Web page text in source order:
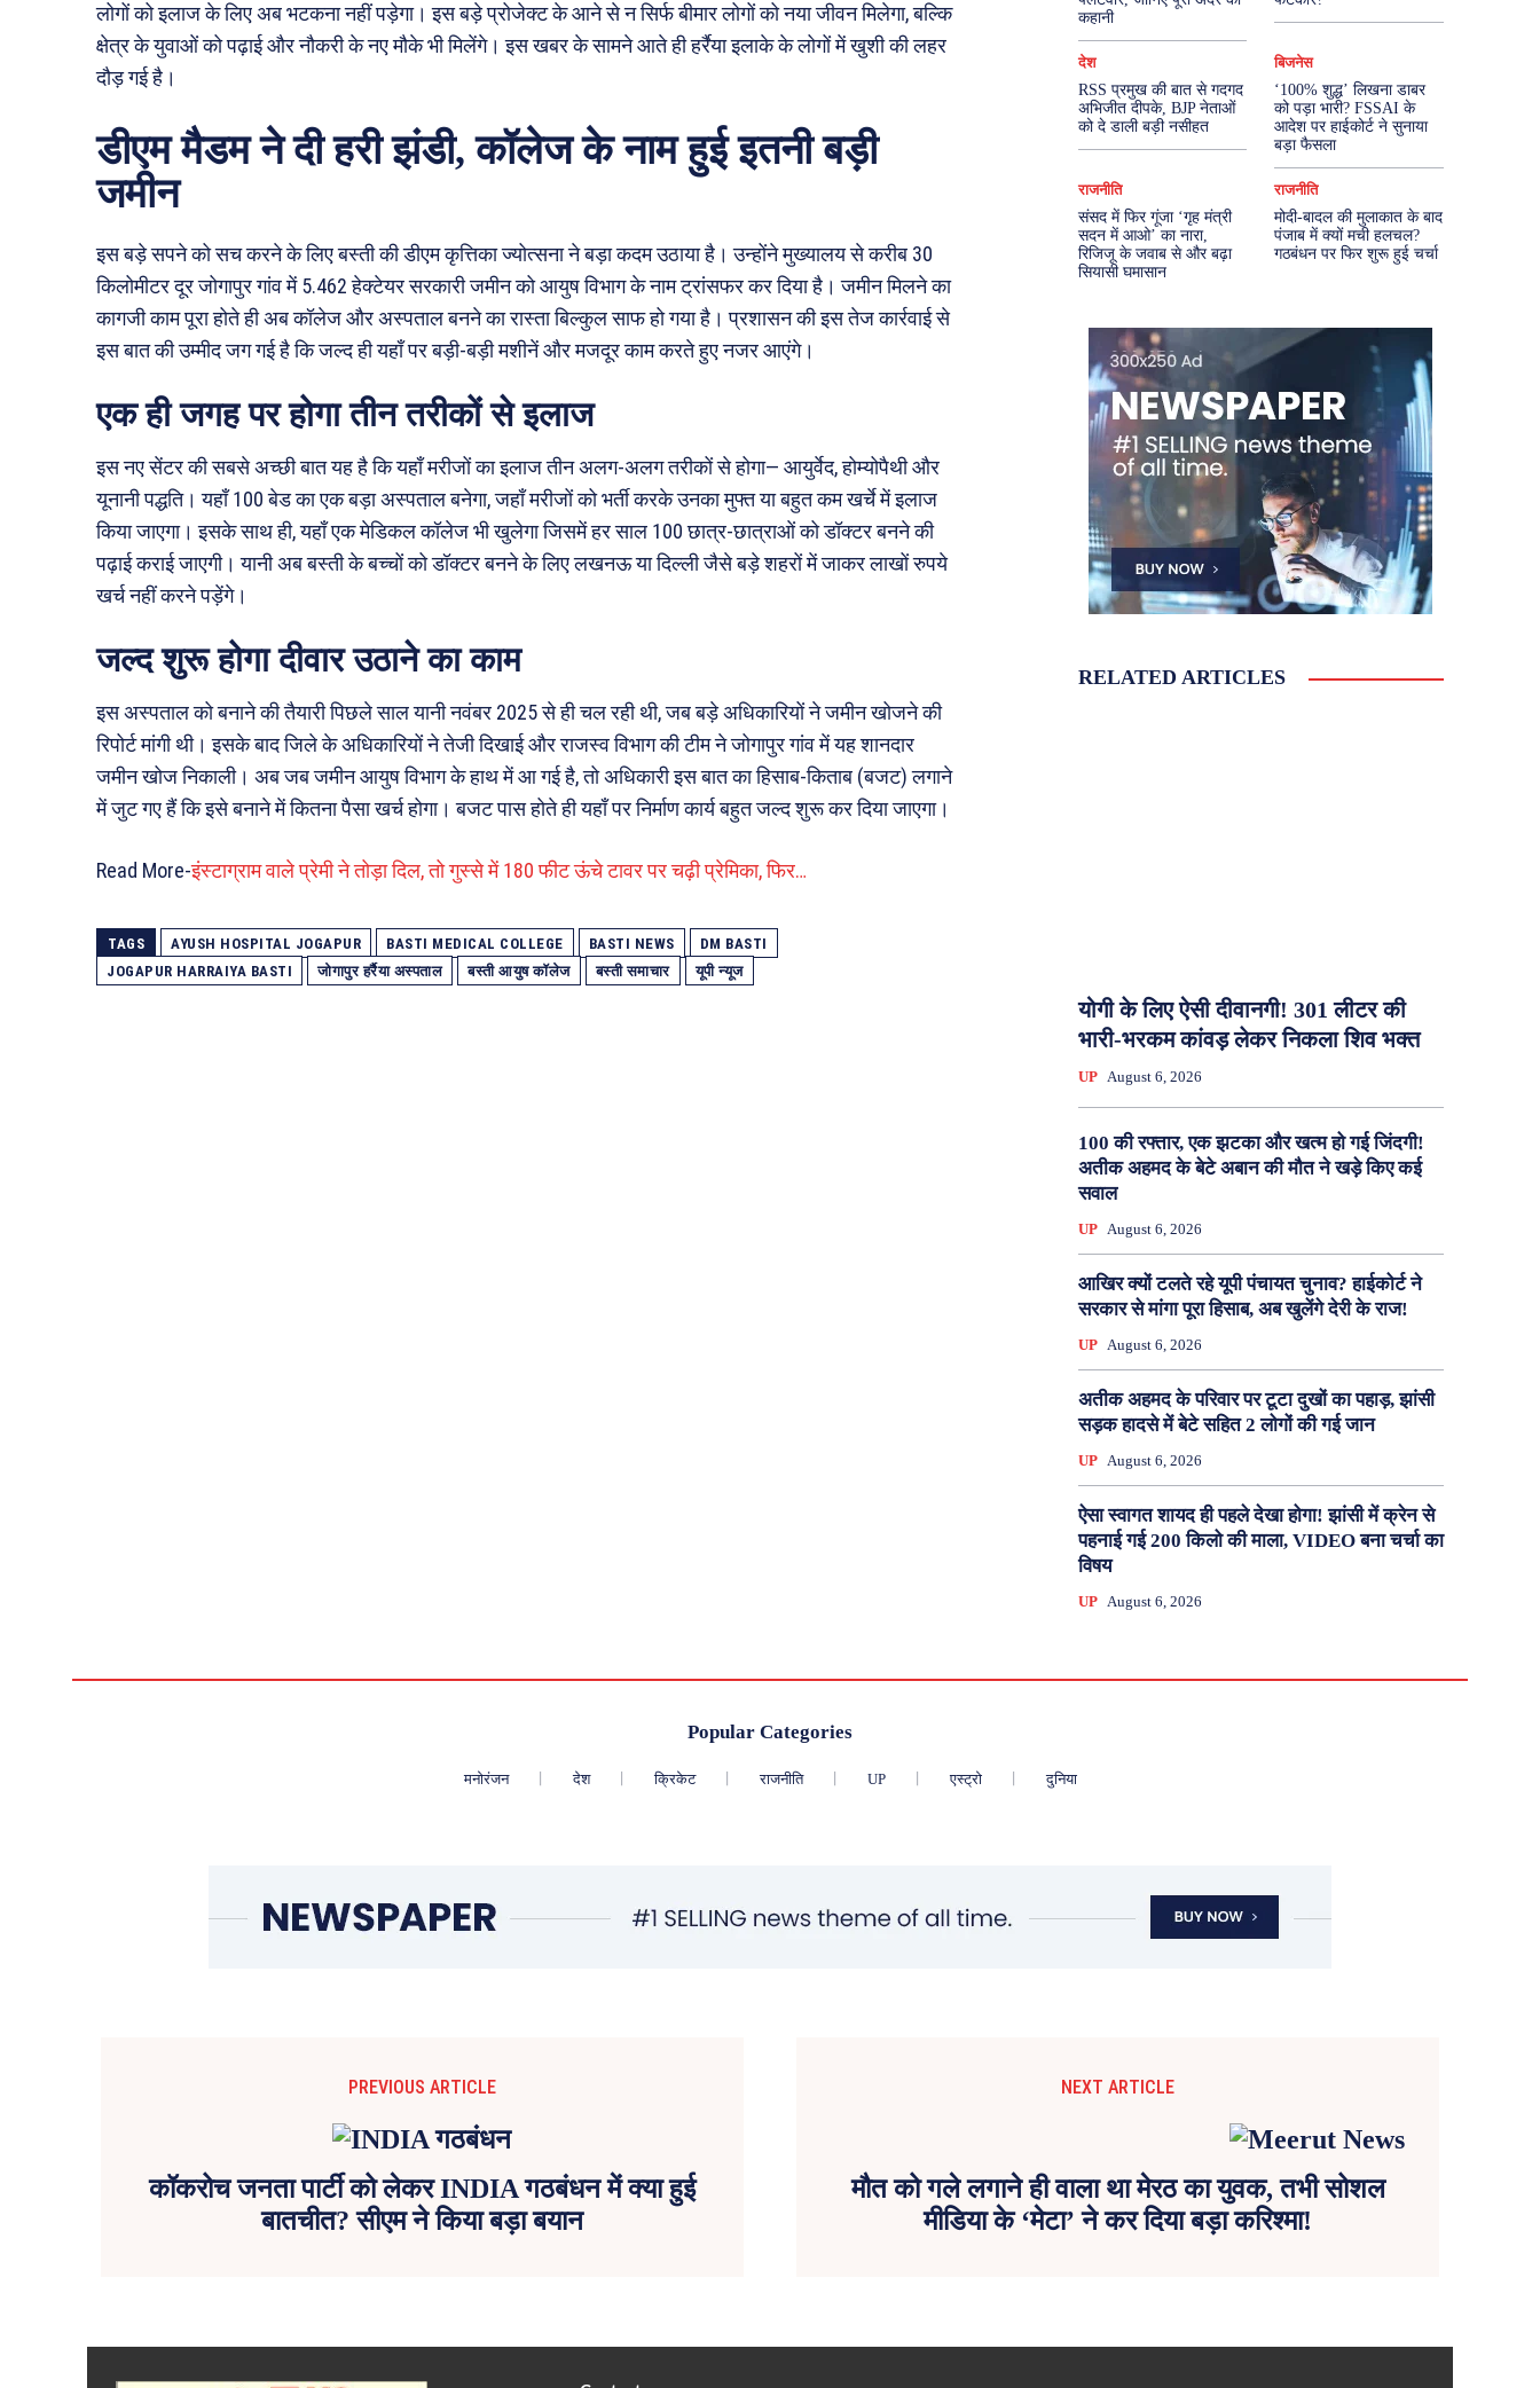
लोगों को इलाज के लिए अब भटकना नहीं पड़ेगा। इस बड़े प्रोजेक्ट के आने से न सिर्फ बीमार लोगों को नया जीवन मिलेगा, बल्कि
क्षेत्र के युवाओं को पढ़ाई और नौकरी के नए मौके भी मिलेंगे। इस खबर के सामने आते ही हर्रैया इलाके के लोगों में खुशी की लहर
दौड़ गई है।
डीएम मैडम ने दी हरी झंडी, कॉलेज के नाम हुई इतनी बड़ी
जमीन
इस बड़े सपने को सच करने के लिए बस्ती की डीएम कृत्तिका ज्योत्सना ने बड़ा कदम उठाया है। उन्होंने मुख्यालय से करीब 30
किलोमीटर दूर जोगापुर गांव में 5.462 हेक्टेयर सरकारी जमीन को आयुष विभाग के नाम ट्रांसफर कर दिया है। जमीन मिलने का
कागजी काम पूरा होते ही अब कॉलेज और अस्पताल बनने का रास्ता बिल्कुल साफ हो गया है। प्रशासन की इस तेज कार्रवाई से
इस बात की उम्मीद जग गई है कि जल्द ही यहाँ पर बड़ी-बड़ी मशीनें और मजदूर काम करते हुए नजर आएंगे।
एक ही जगह पर होगा तीन तरीकों से इलाज
इस नए सेंटर की सबसे अच्छी बात यह है कि यहाँ मरीजों का इलाज तीन अलग-अलग तरीकों से होगा— आयुर्वेद, होम्योपैथी और
यूनानी पद्धति। यहाँ 100 बेड का एक बड़ा अस्पताल बनेगा, जहाँ मरीजों को भर्ती करके उनका मुफ्त या बहुत कम खर्चे में इलाज
किया जाएगा। इसके साथ ही, यहाँ एक मेडिकल कॉलेज भी खुलेगा जिसमें हर साल 100 छात्र-छात्राओं को डॉक्टर बनने की
पढ़ाई कराई जाएगी। यानी अब बस्ती के बच्चों को डॉक्टर बनने के लिए लखनऊ या दिल्ली जैसे बड़े शहरों में जाकर लाखों रुपये
खर्च नहीं करने पड़ेंगे।
जल्द शुरू होगा दीवार उठाने का काम
इस अस्पताल को बनाने की तैयारी पिछले साल यानी नवंबर 2025 से ही चल रही थी, जब बड़े अधिकारियों ने जमीन खोजने की
रिपोर्ट मांगी थी। इसके बाद जिले के अधिकारियों ने तेजी दिखाई और राजस्व विभाग की टीम ने जोगापुर गांव में यह शानदार
जमीन खोज निकाली। अब जब जमीन आयुष विभाग के हाथ में आ गई है, तो अधिकारी इस बात का हिसाब-किताब (बजट) लगाने
में जुट गए हैं कि इसे बनाने में कितना पैसा खर्च होगा। बजट पास होते ही यहाँ पर निर्माण कार्य बहुत जल्द शुरू कर दिया जाएगा।
Read More-इंस्टाग्राम वाले प्रेमी ने तोड़ा दिल, तो गुस्से में 180 फीट ऊंचे टावर पर चढ़ी प्रेमिका, फिर…
TAGS AYUSH HOSPITAL JOGAPUR BASTI MEDICAL COLLEGE BASTI NEWS
DM BASTI
JOGAPUR HARRAIYA BASTI
जोगापुर हर्रैया अस्पताल बस्ती आयुष कॉलेज बस्ती समाचार यूपी न्यूज
कहानी
देश
RSS प्रमुख की बात से गदगद
अभिजीत दीपके, BJP नेताओं
को दे डाली बड़ी नसीहत
बिजनेस
‘100% शुद्ध’ लिखना डाबर
को पड़ा भारी? FSSAI के
आदेश पर हाईकोर्ट ने सुनाया
बड़ा फैसला
राजनीति
संसद में फिर गूंजा ‘गृह मंत्री
सदन में आओ’ का नारा,
रिजिजू के जवाब से और बढ़ा
सियासी घमासान
राजनीति
मोदी-बादल की मुलाकात के बाद
पंजाब में क्यों मची हलचल?
गठबंधन पर फिर शुरू हुई चर्चा
RELATED ARTICLES
योगी के लिए ऐसी दीवानगी! 301 लीटर की
भारी-भरकम कांवड़ लेकर निकला शिव भक्त
UP August 6, 2026
100 की रफ्तार, एक झटका और खत्म हो गई जिंदगी!
अतीक अहमद के बेटे अबान की मौत ने खड़े किए कई
सवाल
UP August 6, 2026
आखिर क्यों टलते रहे यूपी पंचायत चुनाव? हाईकोर्ट ने
सरकार से मांगा पूरा हिसाब, अब खुलेंगे देरी के राज!
UP August 6, 2026
अतीक अहमद के परिवार पर टूटा दुखों का पहाड़, झांसी
सड़क हादसे में बेटे सहित 2 लोगों की गई जान
UP August 6, 2026
ऐसा स्वागत शायद ही पहले देखा होगा! झांसी में क्रेन से
पहनाई गई 200 किलो की माला, VIDEO बना चर्चा का
विषय
UP August 6, 2026
Popular Categories
मनोरंजन देश क्रिकेट राजनीति UP एस्ट्रो दुनिया
PREVIOUS ARTICLE
कॉकरोच जनता पार्टी को लेकर INDIA गठबंधन में क्या हुई
बातचीत? सीएम ने किया बड़ा बयान
NEXT ARTICLE
मौत को गले लगाने ही वाला था मेरठ का युवक, तभी सोशल
मीडिया के ‘मेटा’ ने कर दिया बड़ा करिश्मा!